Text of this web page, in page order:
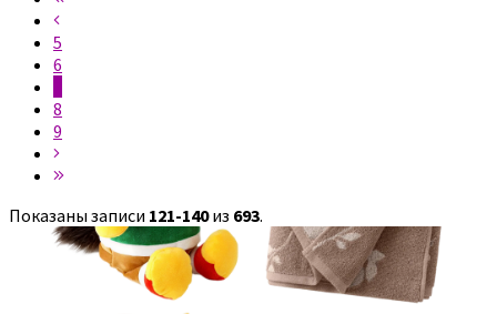
5
6
8
9
Показаны записи 121-140из 693.